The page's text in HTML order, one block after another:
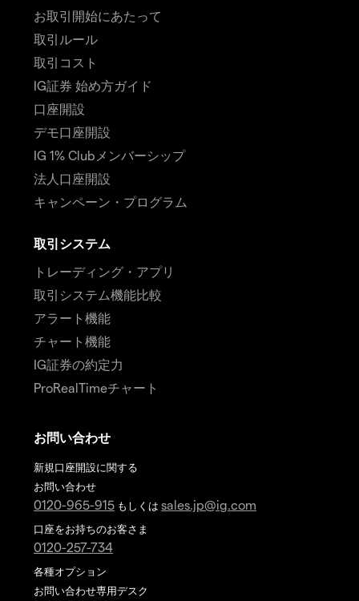
お取引開始にあたって
取引ルール
取引コスト
IG証券 始め方ガイド
口座開設
デモ口座開設
IG 1% Clubメンバーシップ
法人口座開設
キャンペーン・プログラム
取引システム
トレーディング・アプリ
取引システム機能比較
アラート機能
チャート機能
IG証券の約定力
ProRealTimeチャート
お問い合わせ
新規口座開設に関する
お問い合わせ
0120-965-915 もしくは sales.jp@ig.com
口座をお持ちのお客さま
0120-257-734
各種オプション
お問い合わせ専用デスク